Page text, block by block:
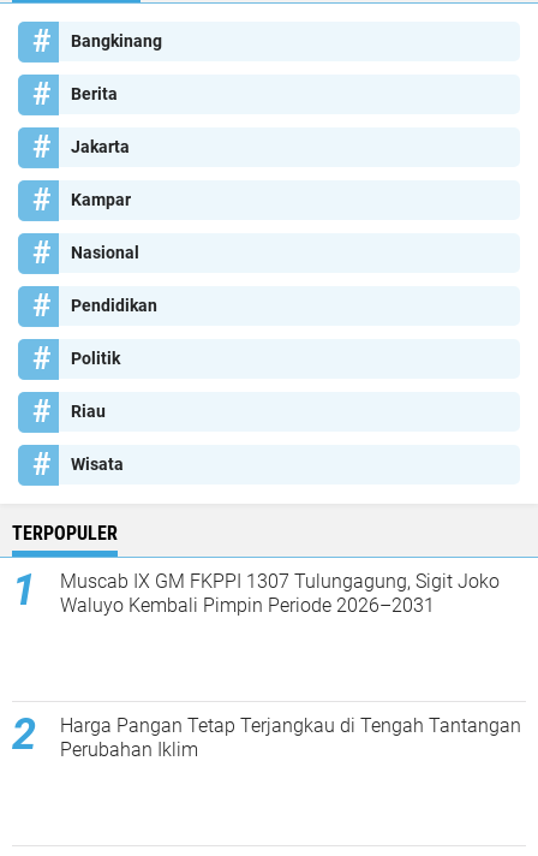
Bangkinang
Berita
Jakarta
Kampar
Nasional
Pendidikan
Politik
Riau
Wisata
TERPOPULER
Muscab IX GM FKPPI 1307 Tulungagung, Sigit Joko
Waluyo Kembali Pimpin Periode 2026–2031
Harga Pangan Tetap Terjangkau di Tengah Tantangan
Perubahan Iklim